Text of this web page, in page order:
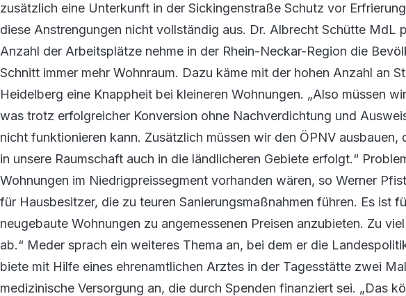
zusätzlich eine Unterkunft in der Sickingenstraße Schutz vor
diese Anstrengungen nicht vollständig aus. Dr. Albrecht Schütte MdL
Anzahl der Arbeitsplätze nehme in der Rhein-Neckar-Region die
Schnitt immer mehr Wohnraum. Dazu käme mit der hohen Anzahl an
Heidelberg eine Knappheit bei kleineren Wohnungen. „Also müssen
was trotz erfolgreicher Konversion ohne Nachverdichtung und
nicht funktionieren kann. Zusätzlich müssen wir den ÖPNV ausbauen,
in unsere Raumschaft auch in die ländlicheren Gebiete erfolgt.“
Wohnungen im Niedrigpreissegment vorhanden wären, so Werner
für Hausbesitzer, die zu teuren Sanierungsmaßnahmen führen. Es ist
neugebaute Wohnungen zu angemessenen Preisen anzubieten. Zu
ab.“ Meder sprach ein weiteres Thema an, bei dem er die
biete mit Hilfe eines ehrenamtlichen Arztes in der Tagesstätte zwei
medizinische Versorgung an, die durch Spenden finanziert sei. „Das